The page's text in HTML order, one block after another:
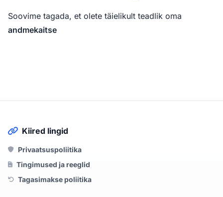
Soovime tagada, et olete täielikult teadlik oma
andmekaitse
Kiired lingid
Privaatsuspoliitika
Tingimused ja reeglid
Tagasimakse poliitika